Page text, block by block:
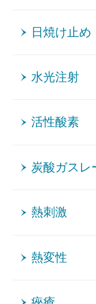
日焼け止め
水光注射
活性酸素
炭酸ガスレ
熱刺激
熱変性